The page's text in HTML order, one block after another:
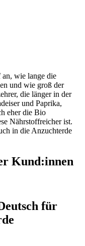
an, wie lange die
und wie groß der
die länger in der
und Paprika,
eher die Bio
Nährstoffreicher ist.
in die Anzuchterde
Kund:innen
für